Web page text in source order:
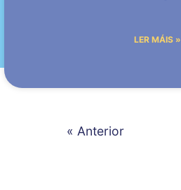
LER MÁIS »
« Anterior